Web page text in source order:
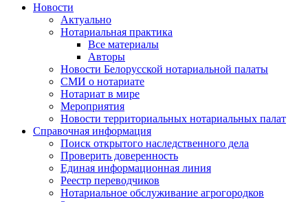
Новости
Актуально
Нотариальная практика
Все материалы
Авторы
Новости Белорусской нотариальной палаты
СМИ о нотариате
Нотариат в мире
Мероприятия
Новости территориальных нотариальных палат
Справочная информация
Поиск открытого наследственного дела
Проверить доверенность
Единая информационная линия
Реестр переводчиков
Нотариальное обслуживание агрогородков